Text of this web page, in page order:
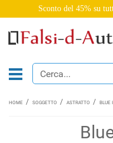
Sconto del 45% su
HOME SOGGETTO ASTRATTO BLUE